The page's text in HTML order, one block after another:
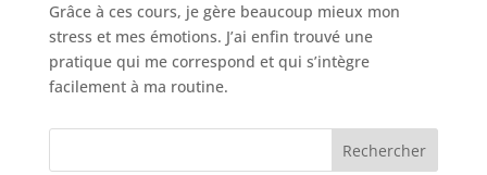
Grâce à ces cours, je gère beaucoup mieux mon
stress et mes émotions. J’ai enfin trouvé une
pratique qui me correspond et qui s’intègre
facilement à ma routine.
Rechercher